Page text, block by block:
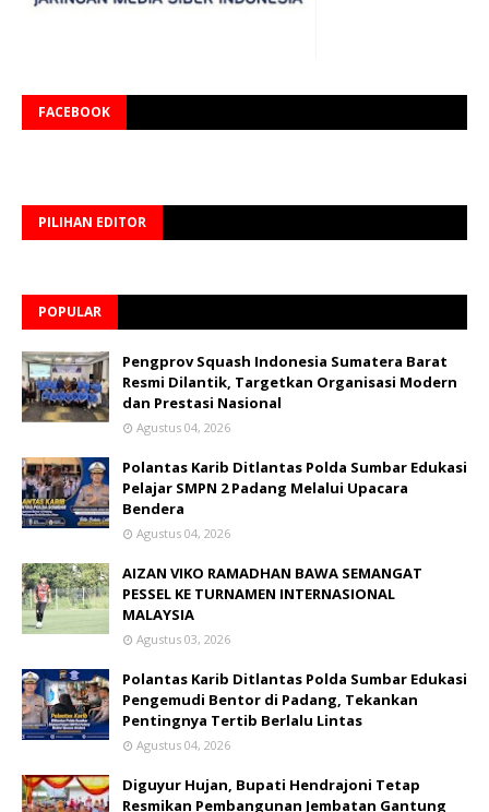
FACEBOOK
PILIHAN EDITOR
POPULAR
Pengprov Squash Indonesia Sumatera Barat
Resmi Dilantik, Targetkan Organisasi Modern
dan Prestasi Nasional
Agustus 04, 2026
Polantas Karib Ditlantas Polda Sumbar Edukasi
Pelajar SMPN 2 Padang Melalui Upacara
Bendera
Agustus 04, 2026
AIZAN VIKO RAMADHAN BAWA SEMANGAT
PESSEL KE TURNAMEN INTERNASIONAL
MALAYSIA
Agustus 03, 2026
Polantas Karib Ditlantas Polda Sumbar Edukasi
Pengemudi Bentor di Padang, Tekankan
Pentingnya Tertib Berlalu Lintas
Agustus 04, 2026
Diguyur Hujan, Bupati Hendrajoni Tetap
Resmikan Pembangunan Jembatan Gantung